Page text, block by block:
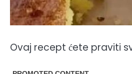
Ovaj recept ćete praviti